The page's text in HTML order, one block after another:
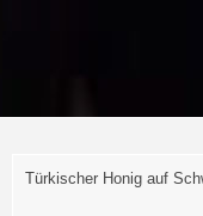
Türkischer Honig auf